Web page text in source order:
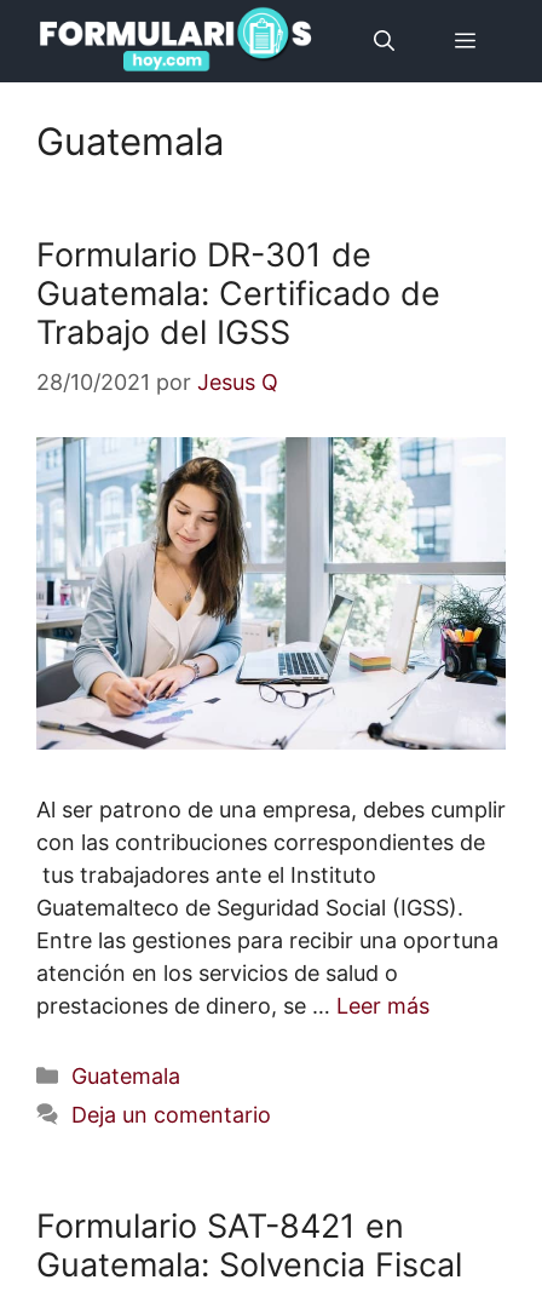
contenido
Menú
Guatemala
Formulario DR-301 de
Guatemala: Certificado de
Trabajo del IGSS
28/10/2021 por Jesus Q
Al ser patrono de una empresa, debes cumplir
con las contribuciones correspondientes de
tus trabajadores ante el Instituto
Guatemalteco de Seguridad Social (IGSS).
Entre las gestiones para recibir una oportuna
atención en los servicios de salud o
prestaciones de dinero, se … Leer más
Categorías
Guatemala
Deja un comentario
Formulario SAT-8421 en
Guatemala: Solvencia Fiscal